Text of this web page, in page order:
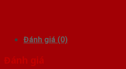
Đánh giá (0)
Đánh giá